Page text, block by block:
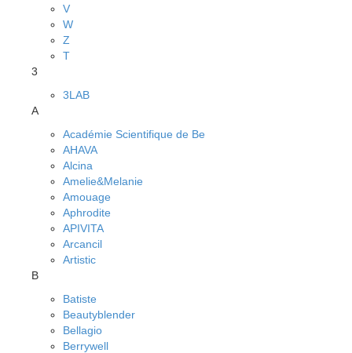
V
W
Z
Т
3
3LAB
A
Académie Scientifique de Be
AHAVA
Alcina
Amelie&Melanie
Amouage
Aphrodite
APIVITA
Arcancil
Artistic
B
Batiste
Beautyblender
Bellagio
Berrywell